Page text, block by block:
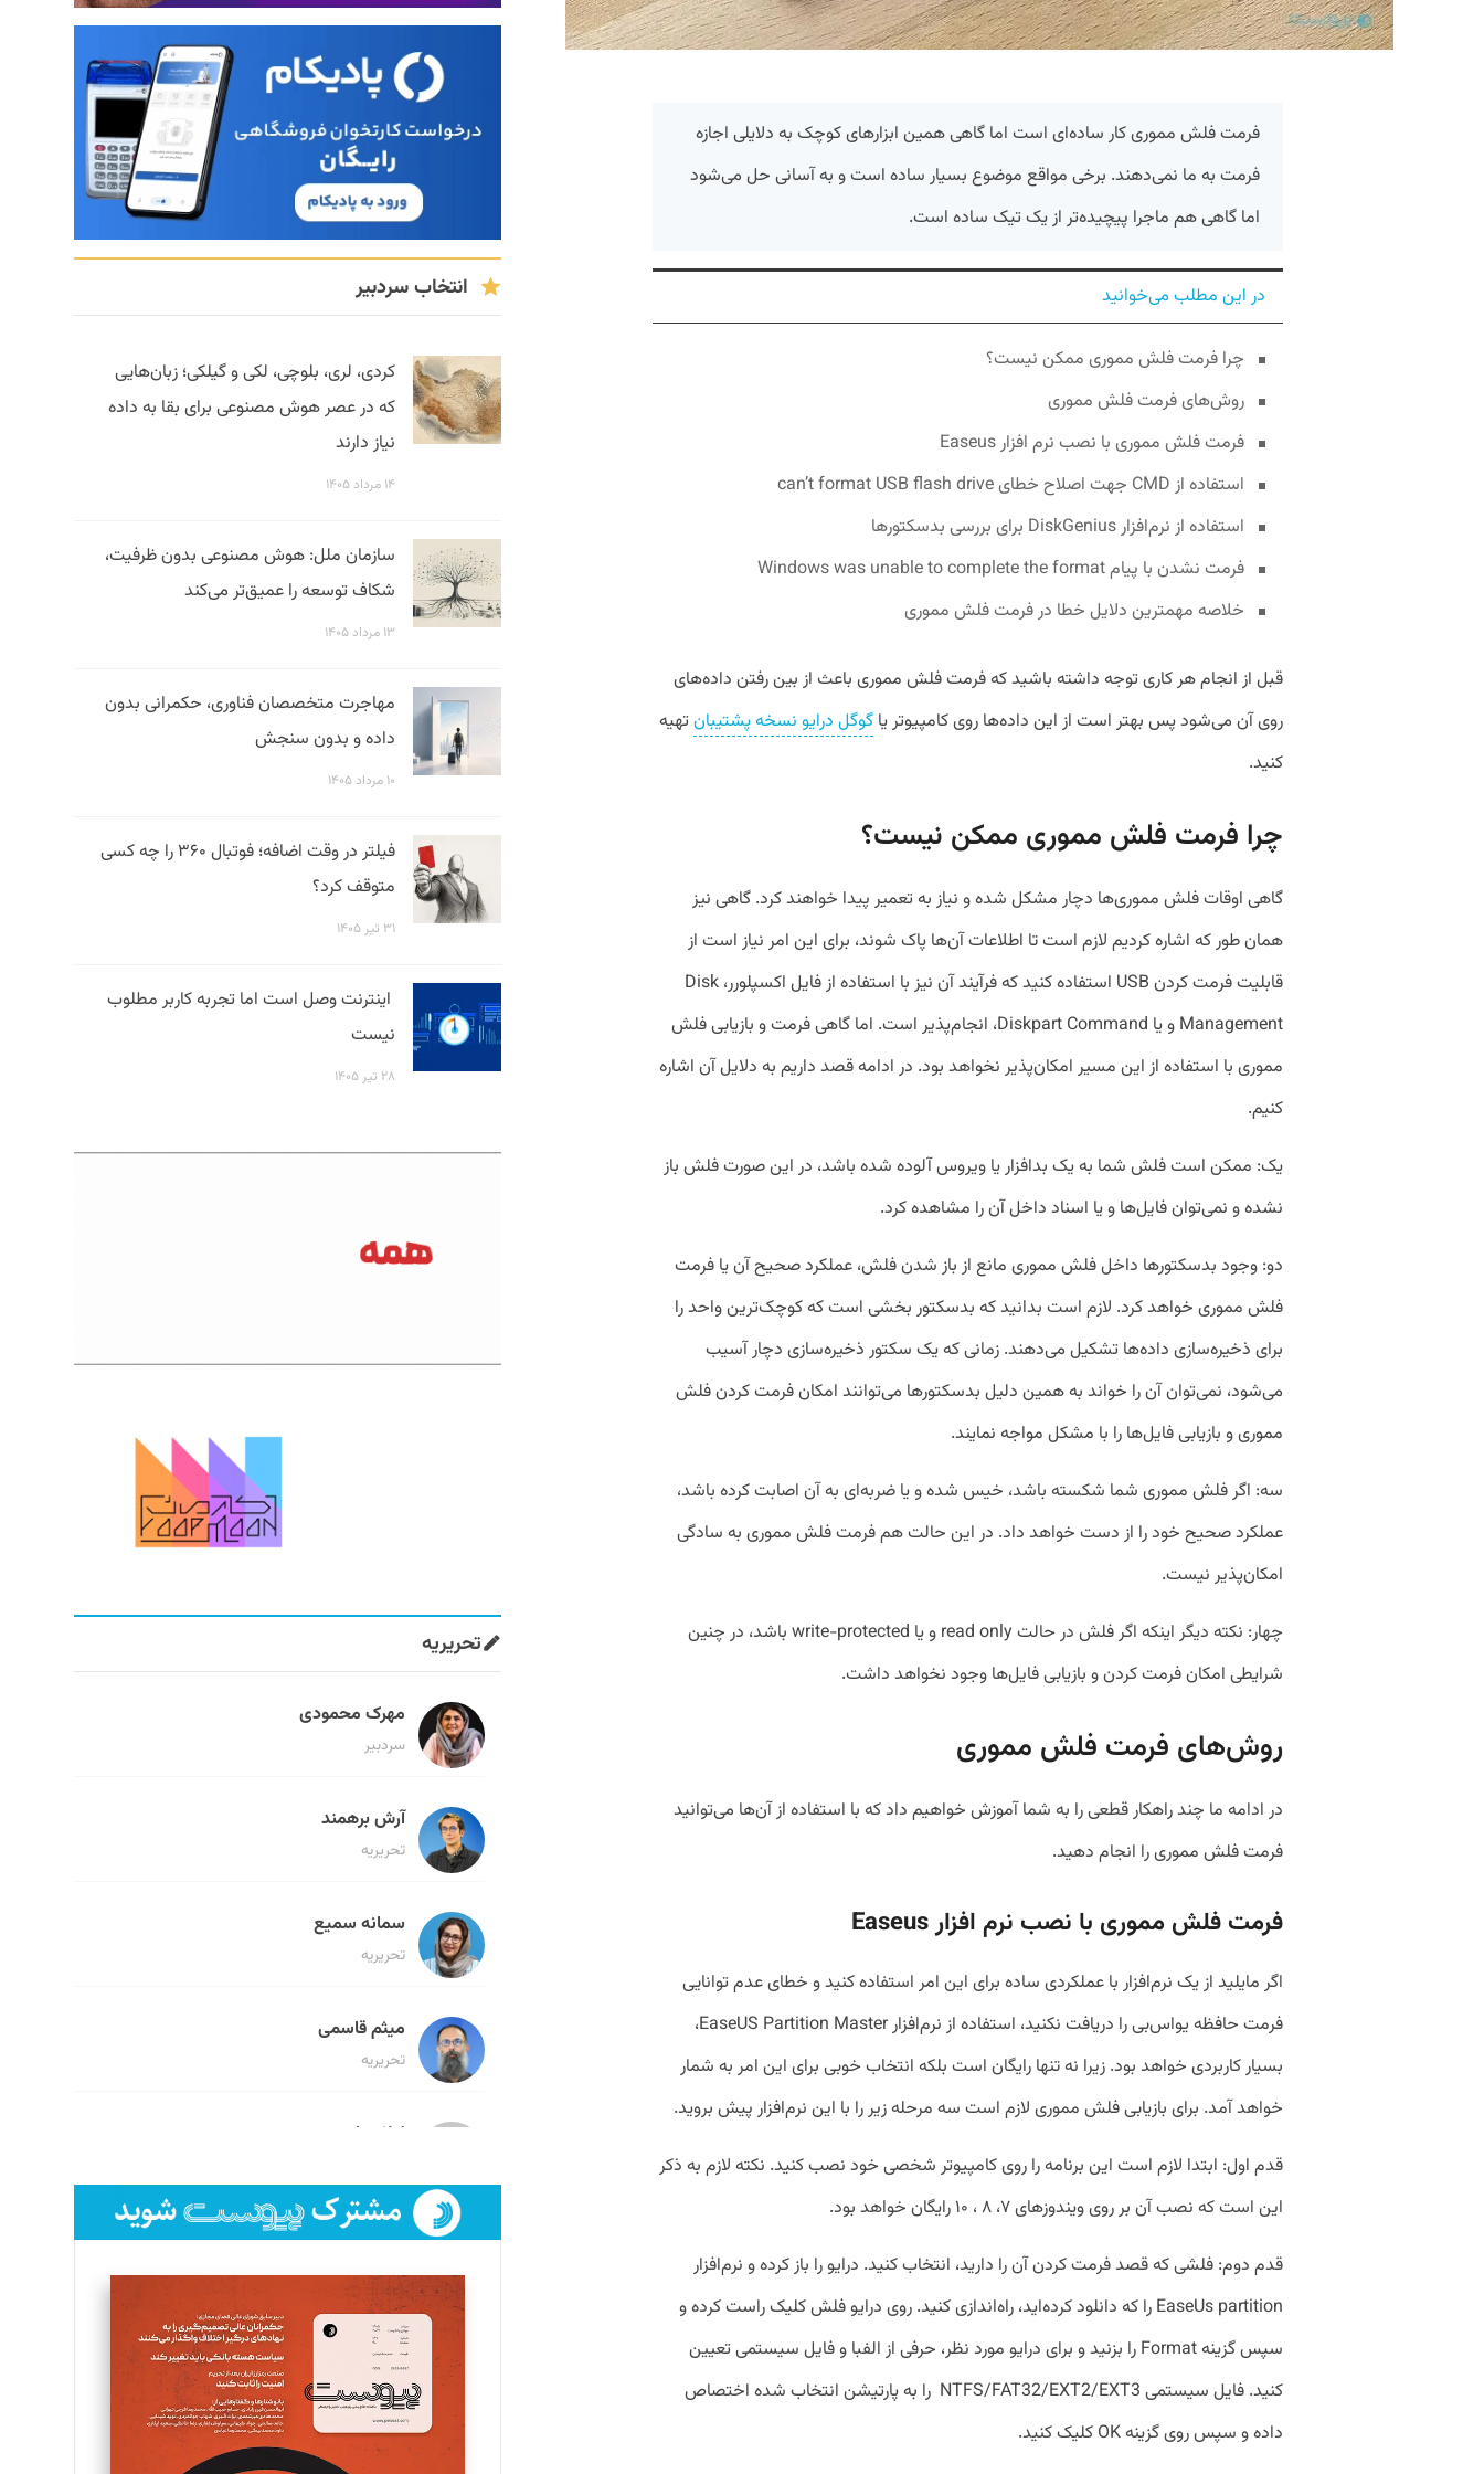
فرمت فلش مموری کار ساده‌ای است اما گاهی همین ابزارهای کوچک به دلایلی اجازه
فرمت به ما نمی‌دهند. برخی مواقع موضوع بسیار ساده است و به آسانی حل می‌شود
اما گاهی هم ماجرا پیچیده‌تر از یک تیک ساده است.
در این مطلب می‌خوانید
چرا فرمت فلش مموری ممکن نیست؟
روش‌های فرمت فلش مموری
فرمت فلش مموری با نصب نرم افزار Easeus
استفاده از CMD جهت اصلاح خطای can’t format USB flash drive
استفاده از نرم‌افزار DiskGenius برای بررسی بدسکتورها
فرمت نشدن با پیام Windows was unable to complete the format
خلاصه مهمترین دلایل خطا در فرمت فلش مموری
قبل از انجام هر کاری توجه داشته باشید که فرمت فلش مموری باعث از بین رفتن داده‌های
روی آن می‌شود پس بهتر است از این داده‌ها روی کامپیوتر یاگوگل درایو نسخه پشتیبان تهیه
کنید.
چرا فرمت فلش مموری ممکن نیست؟
گاهی اوقات فلش مموری‌ها دچار مشکل شده و نیاز به تعمیر پیدا خواهند کرد. گاهی نیز
همان طور که اشاره کردیم لازم است تا اطلاعات آن‌ها پاک شوند، برای این امر نیاز است از
قابلیت فرمت کردن USB استفاده کنید که فرآیند آن نیز با استفاده از فایل اکسپلورر، Disk
Management و یا Diskpart Command، انجام‌پذیر است. اما گاهی فرمت و بازیابی فلش
مموری با استفاده از این مسیر امکان‌پذیر نخواهد بود. در ادامه قصد داریم به دلایل آن اشاره
کنیم.
یک: ممکن است فلش شما به یک بدافزار یا ویروس آلوده شده باشد، در این صورت فلش باز
نشده و نمی‌توان فایل‌ها و یا اسناد داخل آن را مشاهده کرد.
دو: وجود بدسکتورها داخل فلش مموری مانع از باز شدن فلش، عملکرد صحیح آن یا فرمت
فلش مموری خواهد کرد. لازم است بدانید که بدسکتور بخشی است که کوچک‌ترین واحد را
برای ذخیره‌سازی داده‌ها تشکیل می‌دهند. زمانی که یک سکتور ذخیره‌سازی دچار آسیب
می‌شود، نمی‌توان آن را خواند به همین دلیل بدسکتورها می‌توانند امکان فرمت کردن فلش
مموری و بازیابی فایل‌ها را با مشکل مواجه نمایند.
سه: اگر فلش مموری شما شکسته باشد، خیس شده و یا ضربه‌ای به آن اصابت کرده باشد،
عملکرد صحیح خود را از دست خواهد داد. در این حالت هم فرمت فلش مموری به سادگی
امکان‌پذیر نیست.
چهار: نکته دیگر اینکه اگر فلش در حالت read only و یا write-protected باشد، در چنین
شرایطی امکان فرمت کردن و بازیابی فایل‌ها وجود نخواهد داشت.
روش‌های فرمت فلش مموری
در ادامه ما چند راهکار قطعی را به شما آموزش خواهیم داد که با استفاده از آن‌ها می‌توانید
فرمت فلش مموری را انجام دهید.
فرمت فلش مموری با نصب نرم افزار Easeus
اگر مایلید از یک نرم‌افزار با عملکردی ساده برای این امر استفاده کنید و خطای عدم توانایی
فرمت حافظه یو‌اس‌بی را دریافت نکنید، استفاده از نرم‌افزار EaseUS Partition Master،
بسیار کاربردی خواهد بود. زیرا نه تنها رایگان است بلکه انتخاب خوبی برای این امر به شمار
خواهد آمد. برای بازیابی فلش مموری لازم است سه مرحله زیر را با این نرم‌افزار پیش بروید.
قدم اول: ابتدا لازم است این برنامه را روی کامپیوتر شخصی خود نصب کنید. نکته لازم به ذکر
این است که نصب آن بر روی ویندوزهای ۷، ۸ ، ۱۰ رایگان خواهد بود.
قدم دوم: فلشی که قصد فرمت کردن آن را دارید، انتخاب کنید. درایو را باز کرده و نرم‌افزار
EaseUs partition را که دانلود کرده‌اید، راه‌اندازی کنید. روی درایو فلش کلیک راست کرده و
سپس گزینه Format را بزنید و برای درایو مورد نظر، حرفی از الفبا و فایل سیستمی تعیین
کنید. فایل سیستمی NTFS/FAT32/EXT2/EXT3 را به پارتیشن انتخاب شده اختصاص
داده و سپس روی گزینه OK کلیک کنید.
انتخاب سردبیر
کردی، لری، بلوچی، لکی و گیلکی؛ زبان‌هایی
که در عصر هوش مصنوعی برای بقا به داده
نیاز دارند
۱۴ مرداد ۱۴۰۵
سازمان ملل: هوش مصنوعی بدون ظرفیت،
شکاف توسعه را عمیق‌تر می‌کند
۱۳ مرداد ۱۴۰۵
مهاجرت متخصصان فناوری، حکمرانی بدون
داده و بدون سنجش
۱۰ مرداد ۱۴۰۵
فیلتر در وقت اضافه؛ فوتبال ۳۶۰ را چه کسی
متوقف کرد؟
۳۱ تیر ۱۴۰۵
اینترنت وصل است اما تجربه کاربر مطلوب
نیست
۲۸ تیر ۱۴۰۵
تحریریه
مهرک محمودی
سردبیر
آرش برهمند
تحریریه
سمانه سمیع
تحریریه
میثم قاسمی
تحریریه
لیلا حنارود
فائزه فتحی رستمی
تحریریه
سروش کرمیان
تحریریه
مینا پاکدل